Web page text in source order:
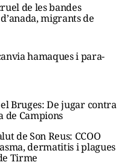
de les bandes
migrants de
hamaques i para-
Bruges: De jugar contra
de Campions
de Son Reus: CCOO
dermatitis i plagues
Tirme